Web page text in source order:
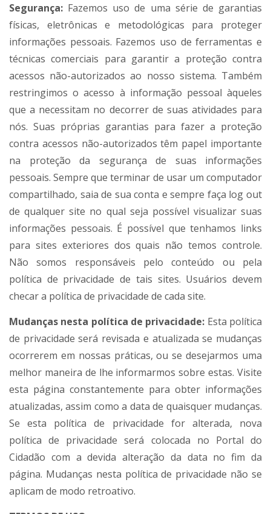
Segurança: Fazemos uso de uma série de garantias
físicas, eletrônicas e metodológicas para proteger
informações pessoais. Fazemos uso de ferramentas e
técnicas comerciais para garantir a proteção contra
acessos não-autorizados ao nosso sistema. Também
restringimos o acesso à informação pessoal àqueles
que a necessitam no decorrer de suas atividades para
nós. Suas próprias garantias para fazer a proteção
contra acessos não-autorizados têm papel importante
na proteção da segurança de suas informações
pessoais. Sempre que terminar de usar um computador
compartilhado, saia de sua conta e sempre faça log out
de qualquer site no qual seja possível visualizar suas
informações pessoais. É possível que tenhamos links
para sites exteriores dos quais não temos controle.
Não somos responsáveis pelo conteúdo ou pela
política de privacidade de tais sites. Usuários devem
checar a política de privacidade de cada site.
Mudanças nesta política de privacidade: Esta política
de privacidade será revisada e atualizada se mudanças
ocorrerem em nossas práticas, ou se desejarmos uma
melhor maneira de lhe informarmos sobre estas. Visite
esta página constantemente para obter informações
atualizadas, assim como a data de quaisquer mudanças.
Se esta política de privacidade for alterada, nova
política de privacidade será colocada no Portal do
Cidadão com a devida alteração da data no fim da
página. Mudanças nesta política de privacidade não se
aplicam de modo retroativo.